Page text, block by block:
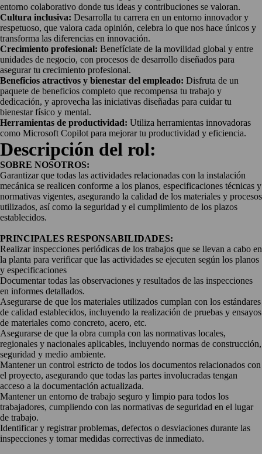
entorno colaborativo donde tus ideas y contribuciones se valoran.
Cultura inclusiva: Desarrolla tu carrera en un entorno innovador y
respetuoso, que valora cada opinión, celebra lo que nos hace únicos y
transforma las diferencias en innovación.
Crecimiento profesional: Benefíciate de la movilidad global y entre
unidades de negocio, con procesos de desarrollo diseñados para
asegurar tu crecimiento profesional.
Beneficios atractivos y bienestar del empleado: Disfruta de un
paquete de beneficios completo que recompensa tu trabajo y
dedicación, y aprovecha las iniciativas diseñadas para cuidar tu
bienestar físico y mental.
Herramientas de productividad: Utiliza herramientas innovadoras
como Microsoft Copilot para mejorar tu productividad y eficiencia.
Descripción del rol:
SOBRE NOSOTROS:
Garantizar que todas las actividades relacionadas con la instalación
mecánica se realicen conforme a los planos, especificaciones técnicas y
normativas vigentes, asegurando la calidad de los materiales y procesos
utilizados, así como la seguridad y el cumplimiento de los plazos
establecidos.
PRINCIPALES RESPONSABILIDADES:
Realizar inspecciones periódicas de los trabajos que se llevan a cabo en
la planta para verificar que las actividades se ejecuten según los planos
y especificaciones
Documentar todas las observaciones y resultados de las inspecciones
en informes detallados.
Asegurarse de que los materiales utilizados cumplan con los estándares
de calidad establecidos, incluyendo la realización de pruebas y ensayos
de materiales como concreto, acero, etc.
Asegurarse de que la obra cumpla con las normativas locales,
regionales y nacionales aplicables, incluyendo normas de construcción,
seguridad y medio ambiente.
Mantener un control estricto de todos los documentos relacionados con
el proyecto, asegurando que todas las partes involucradas tengan
acceso a la documentación actualizada.
Mantener un entorno de trabajo seguro y limpio para todos los
trabajadores, cumpliendo con las normativas de seguridad en el lugar
de trabajo.
Identificar y registrar problemas, defectos o desviaciones durante las
inspecciones y tomar medidas correctivas de inmediato.